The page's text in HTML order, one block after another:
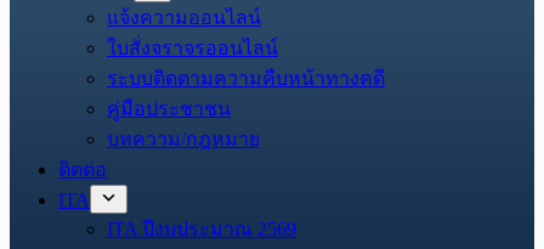
แจ้งความออนไลน์
ใบสั่งจราจรออนไลน์
ระบบติดตามความคืบหน้าทางคดี
คู่มือประชาชน
บทความ/กฎหมาย
ติดต่อ
ITA
ITA ปีงบประมาณ 2569